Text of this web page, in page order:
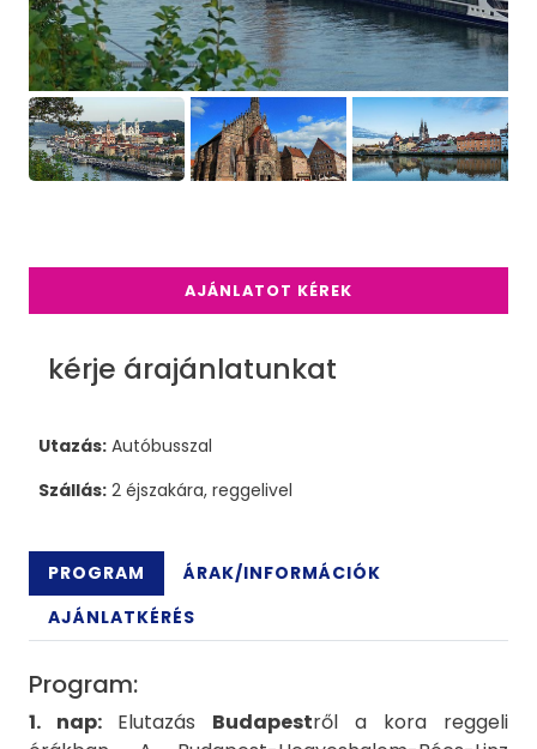
AJÁNLATOT KÉREK
kérje árajánlatunkat
Utazás: Autóbusszal
Szállás: 2 éjszakára, reggelivel
PROGRAM
ÁRAK/INFORMÁCIÓK
AJÁNLATKÉRÉS
Program:
1. nap: Elutazás Budapestről a kora reggeli